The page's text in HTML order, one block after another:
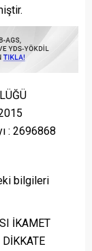
: 2696868
bilgileri
İKAMET